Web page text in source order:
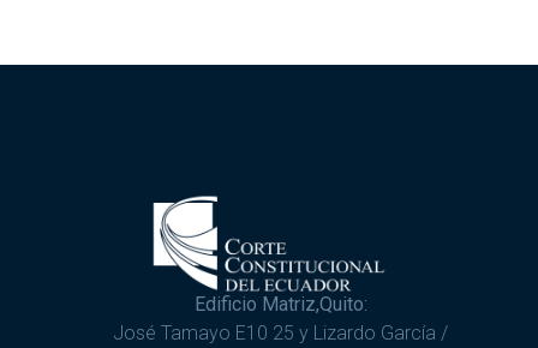
Edificio Matriz,Quito:
José Tamayo E10 25 y Lizardo García /